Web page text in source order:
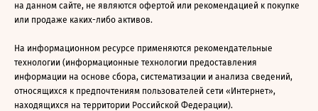
на данном сайте, не являются офертой или рекомендацией к покупке
или продаже каких-либо активов.
На информационном ресурсе применяются рекомендательные
технологии (информационные технологии предоставления
информации на основе сбора, систематизации и анализа сведений,
относящихся к предпочтениям пользователей сети «Интернет»,
находящихся на территории Российской Федерации).